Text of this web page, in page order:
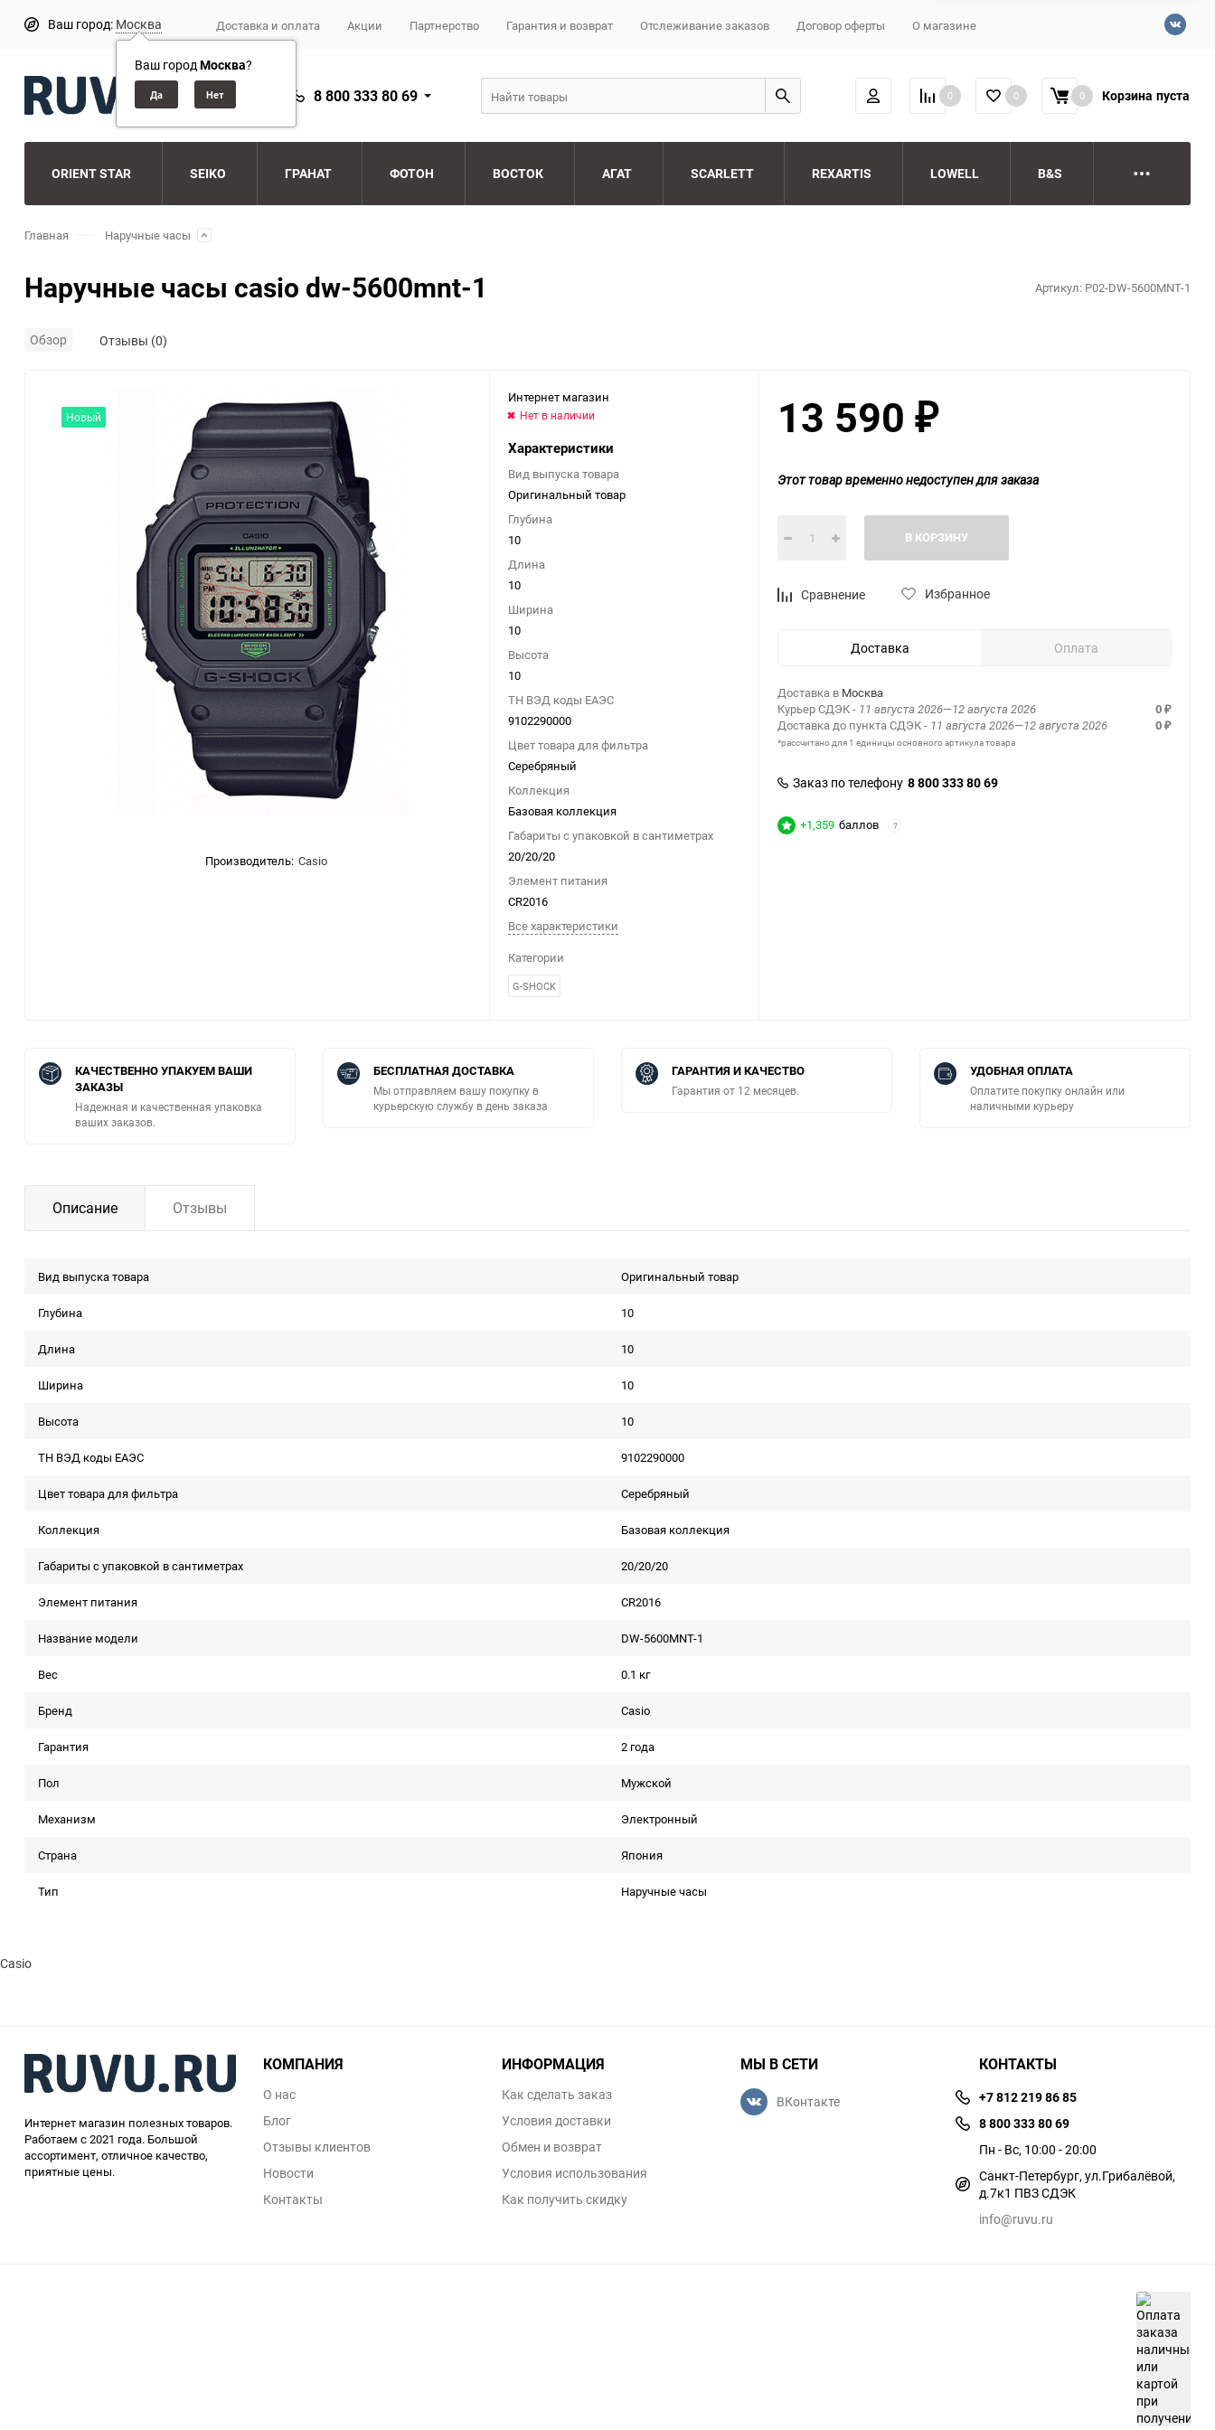
Ваш город: Москва
Ваш городМосква?
Доставка и оплата Акции Партнерство Гарантия и возврат Отслеживание заказов Договор оферты О магазине
8 800 333 80 69 0 0 0 Корзина пуста
ORIENT STAR SEIKO ГРАНАТ ФОТОН ВОСТОК АГАТ SCARLETT REXARTIS LOWELL B&S
Главная Наручные часы
Наручные часы casio dw-5600mnt-1 Артикул: P02-DW-5600MNT-1
Обзор Отзывы (0)
Новый
Производитель: Casio
Интернет магазин
Нет в наличии
Характеристики
Вид выпуска товара
Оригинальный товар
Глубина
10
Длина
10
Ширина
10
Высота
10
ТН ВЭД коды ЕАЭС
9102290000
Цвет товара для фильтра
Серебряный
Коллекция
Базовая коллекция
Габариты с упаковкой в сантиметрах
20/20/20
Элемент питания
CR2016
Все характеристики
Категории
G-SHOCK
13 590 ₽
Этот товар временно недоступен для заказа
В КОРЗИНУ
Сравнение Избранное
Доставка Оплата
Доставка в Москва
Курьер СДЭК- 11 августа 2026—12 августа 2026 0 ₽
Доставка до пункта СДЭК- 11 августа 2026—12 августа 2026 0 ₽
*рассчитано для 1 единицы основного артикула товара
Заказ по телефону 8 800 333 80 69
+1,359 баллов ?
КАЧЕСТВЕННО УПАКУЕМ ВАШИ
ЗАКАЗЫ
Надежная и качественная упаковка
ваших заказов.
БЕСПЛАТНАЯ ДОСТАВКА
Мы отправляем вашу покупку в
курьерскую службу в день заказа
ГАРАНТИЯ И КАЧЕСТВО
Гарантия от 12 месяцев.
УДОБНАЯ ОПЛАТА
Оплатите покупку онлайн или
наличными курьеру
Описание Отзывы
Вид выпуска товара Оригинальный товар
Глубина 10
Длина 10
Ширина 10
Высота 10
ТН ВЭД коды ЕАЭС 9102290000
Цвет товара для фильтра Серебряный
Коллекция Базовая коллекция
Габариты с упаковкой в сантиметрах 20/20/20
Элемент питания CR2016
Название модели DW-5600MNT-1
Вес 0.1 кг
Бренд Casio
Гарантия 2 года
Пол Мужской
Механизм Электронный
Страна Япония
Тип Наручные часы
Casio
Интернет магазин полезных товаров.
Работаем с 2021 года. Большой
ассортимент, отличное качество,
приятные цены.
КОМПАНИЯ
О нас
Блог
Отзывы клиентов
Новости
Контакты
ИНФОРМАЦИЯ
Как сделать заказ
Условия доставки
Обмен и возврат
Условия использования
Как получить скидку
МЫ В СЕТИ
ВКонтакте
КОНТАКТЫ
+7 812 219 86 85
8 800 333 80 69
Пн - Вс, 10:00 - 20:00
Санкт-Петербург, ул.​​Грибалёвой,
д.7к1 ПВЗ СДЭК
info@ruvu.ru